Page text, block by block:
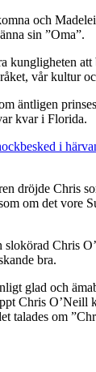
och
sin ”Oma”.
kungligheten att
vår kultur
äntligen
kvar i Florida.
i
dröjde Chris
om det vore
slokörad Chris
bra.
glad och
Chris O’Neill
talades om